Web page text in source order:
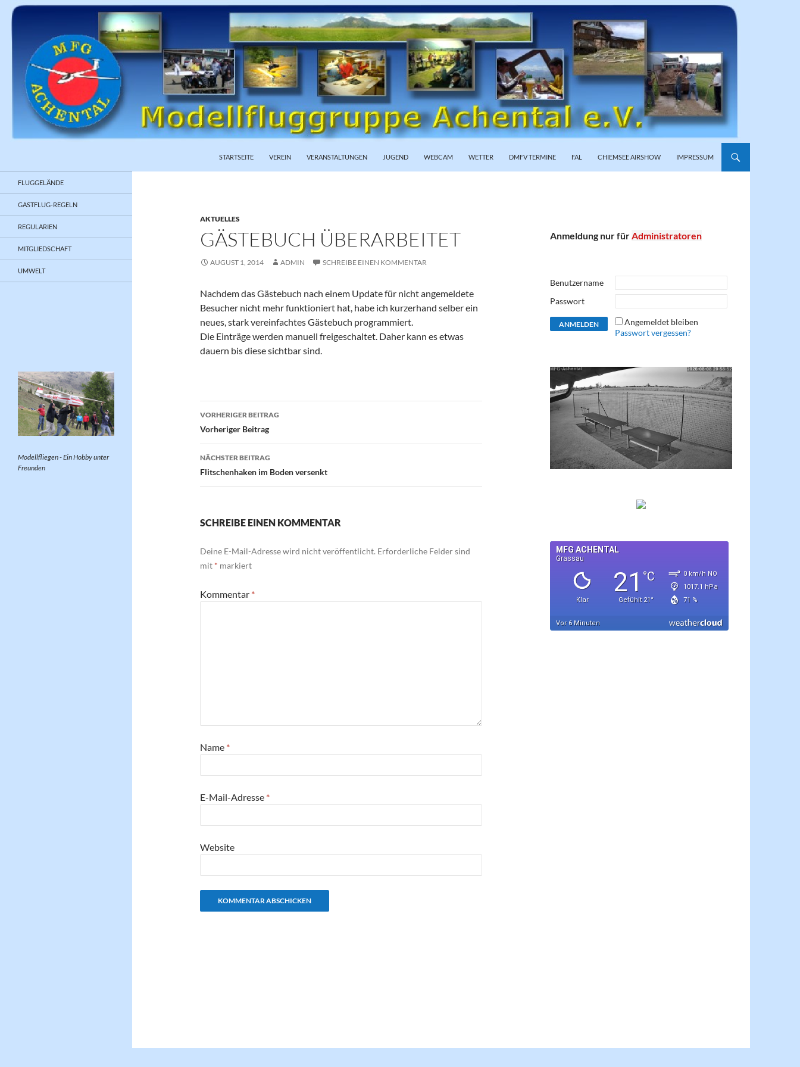
STARTSEITE
VEREIN VERANSTALTUNGEN JUGEND WEBCAM WETTER DMFV TERMINE FAL CHIEMSEE AIRSHOW IMPRESSUM
AKTUELLES
GÄSTEBUCH ÜBERARBEITET
AUGUST 1, 2014 ADMIN SCHREIBE EINEN KOMMENTAR
Nachdem das Gästebuch nach einem Update für nicht angemeldete
Besucher nicht mehr funktioniert hat, habe ich kurzerhand selber ein
neues, stark vereinfachtes Gästebuch programmiert.
Die Einträge werden manuell freigeschaltet. Daher kann es etwas
dauern bis diese sichtbar sind.
Beitragsnavigation
VORHERIGER BEITRAG
Vorheriger Beitrag
NÄCHSTER BEITRAG
Flitschenhaken im Boden versenkt
SCHREIBE EINEN KOMMENTAR
Deine E-Mail-Adresse wird nicht veröffentlicht. Erforderliche Felder sind
mit * markiert
Kommentar *
Name *
E-Mail-Adresse *
Website
Anmeldung nur fürAdministratoren
Benutzername
Passwort
Angemeldet bleiben
Passwort vergessen?
FLUGGELÄNDE
GASTFLUG-REGELN
REGULARIEN
MITGLIEDSCHAFT
UMWELT
Modellfliegen - Ein Hobby unter
Freunden